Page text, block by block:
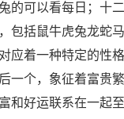
的可以看每日；十
包括鼠牛虎兔龙蛇
应着一种特定的性
一个，象征着富贵
和好运联系在一起